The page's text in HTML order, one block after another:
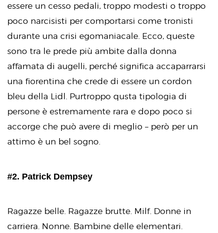
essere un cesso pedali, troppo modesti o troppo
poco narcisisti per comportarsi come tronisti
durante una crisi egomaniacale. Ecco, queste
sono tra le prede più ambite dalla donna
affamata di augelli, perché significa accaparrarsi
una fiorentina che crede di essere un cordon
bleu della Lidl. Purtroppo qusta tipologia di
persone è estremamente rara e dopo poco si
accorge che può avere di meglio – però per un
attimo è un bel sogno.
#2. Patrick Dempsey
Ragazze belle. Ragazze brutte. Milf. Donne in
carriera. Nonne. Bambine delle elementari.